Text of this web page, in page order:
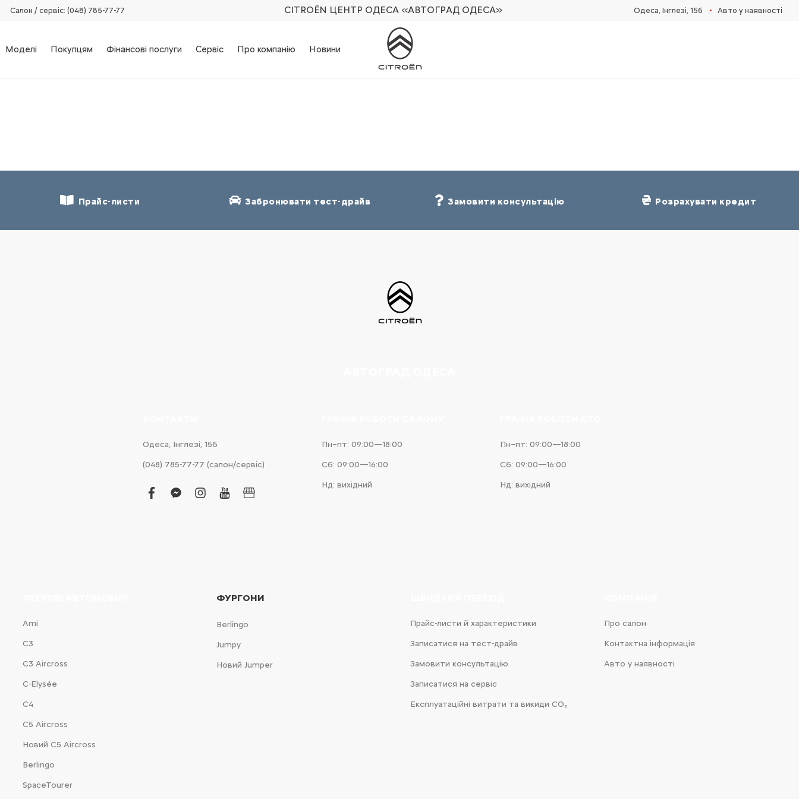
Салон / сервіс: (048) 785-77-77 CITROËN ЦЕНТР ОДЕСА «АВТОГРАД ОДЕСА» Одеса, Інглезі, 15б • Авто у наявності
Моделі Покупцям Фінансові послуги Сервіс Про компанію Новини
Прайс-листи Забронювати тест-драйв Замовити консультацію Розрахувати кредит
Одеса, Інглезі, 15б
(048) 785-77-77 (салон/сервіс)
facebook
facebook-
instagram
youtubebusiness
Пн–пт: 09:00—18:00
Сб: 09:00—16:00
Нд: вихідний
Пн–пт: 09:00—18:00
Сб: 09:00—16:00
Нд: вихідний
Ami
С3
С3 Aircross
C-Elysée
С4
С5 Aircross
Новий С5 Aircross
Berlingo
SpaceTourer
ФУРГОНИ
Berlingo
Jumpy
Новий Jumper
Прайс-листи й характеристики
Записатися на тест-драйв
Замовити консультацію
Записатися на сервіс
Експлуатаційні витрати та викиди CO₂
Про салон
Контактна інформація
Авто у наявності